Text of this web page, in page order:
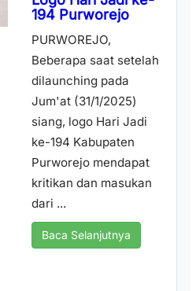
194 Purworejo
PURWOREJO,
Beberapa saat setelah
dilaunching pada
Jum'at (31/1/2025)
siang, logo Hari Jadi
ke-194 Kabupaten
Purworejo mendapat
kritikan dan masukan
dari ...
Baca Selanjutnya